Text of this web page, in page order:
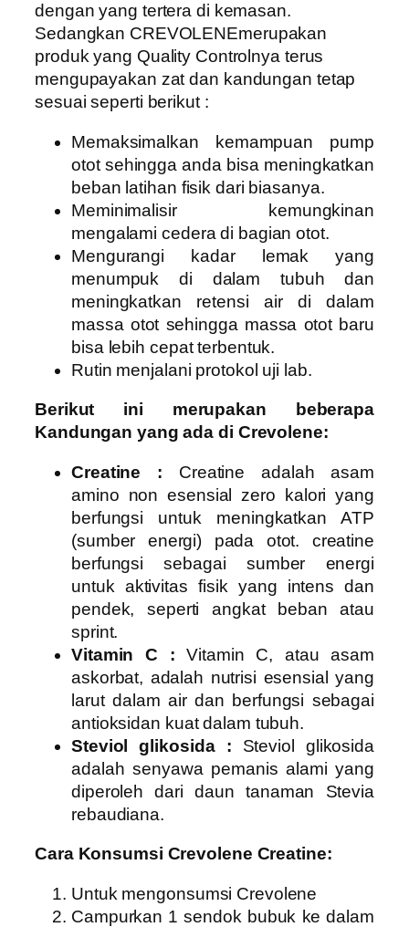
dengan yang tertera di kemasan.
Sedangkan CREVOLENEmerupakan
produk yang Quality Controlnya terus
mengupayakan zat dan kandungan tetap
sesuai seperti berikut :
Memaksimalkan kemampuan pump
otot sehingga anda bisa meningkatkan
beban latihan fisik dari biasanya.
Meminimalisir kemungkinan
mengalami cedera di bagian otot.
Mengurangi kadar lemak yang
menumpuk di dalam tubuh dan
meningkatkan retensi air di dalam
massa otot sehingga massa otot baru
bisa lebih cepat terbentuk.
Rutin menjalani protokol uji lab.
Berikut ini merupakan beberapa
Kandungan yang ada di Crevolene:
Creatine : Creatine adalah asam
amino non esensial zero kalori yang
berfungsi untuk meningkatkan ATP
(sumber energi) pada otot. creatine
berfungsi sebagai sumber energi
untuk aktivitas fisik yang intens dan
pendek, seperti angkat beban atau
sprint.
Vitamin C :Vitamin C, atau asam
askorbat, adalah nutrisi esensial yang
larut dalam air dan berfungsi sebagai
antioksidan kuat dalam tubuh.
Steviol glikosida : Steviol glikosida
adalah senyawa pemanis alami yang
diperoleh dari daun tanaman Stevia
rebaudiana.
Cara Konsumsi Crevolene Creatine:
Untuk mengonsumsi Crevolene
Campurkan 1 sendok bubuk ke dalam